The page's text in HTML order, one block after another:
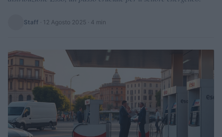
Staff · 12 Agosto 2025 · 4 min